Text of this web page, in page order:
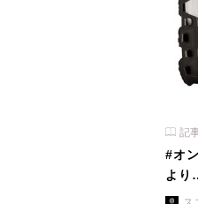
記
#オ
より